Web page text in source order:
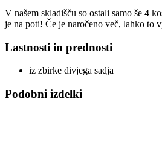
V našem skladišču so ostali samo še 4
je na poti! Če je naročeno več, lahko to
Lastnosti in prednosti
iz zbirke divjega sadja
Podobni izdelki